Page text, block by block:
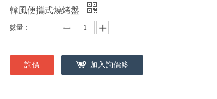
韓風便攜式燒烤盤
數量：
詢價 加入詢價籃